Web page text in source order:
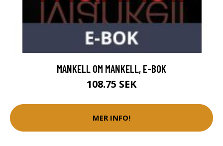
MANKELL OM MANKELL, E-BOK
108.75 SEK
MER INFO!